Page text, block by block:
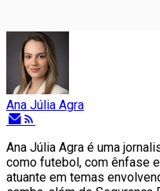
Ana Júlia Agra
Ana Júlia Agra é uma
como futebol, com ênfase
atuante em temas